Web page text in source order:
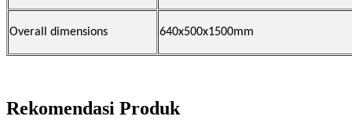
Overall dimensions 640x500x1500mm
Rekomendasi Produk